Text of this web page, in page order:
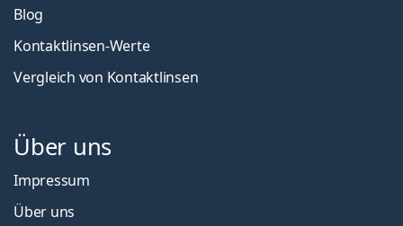
Blog
Kontaktlinsen-Werte
Vergleich von Kontaktlinsen
Über uns
Impressum
Über uns